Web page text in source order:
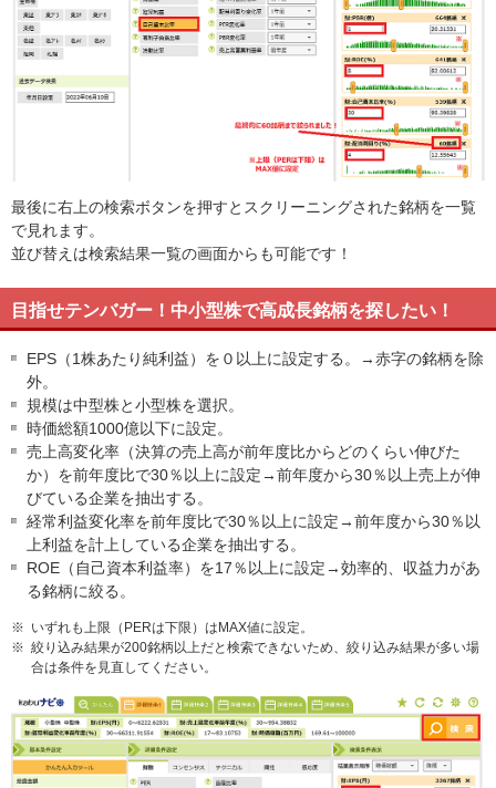
最後に右上の検索ボタンを押すとスクリーニングされた銘柄を一覧
で見れます。
並び替えは検索結果一覧の画面からも可能です！
目指せテンバガー！中小型株で高成長銘柄を探したい！
EPS（1株あたり純利益）を０以上に設定する。→赤字の銘柄を除
外。
規模は中型株と小型株を選択。
時価総額1000億以下に設定。
売上高変化率（決算の売上高が前年度比からどのくらい伸びた
か）を前年度比で30％以上に設定→前年度から30％以上売上が伸
びている企業を抽出する。
経常利益変化率を前年度比で30％以上に設定→前年度から30％以
上利益を計上している企業を抽出する。
ROE（自己資本利益率）を17％以上に設定→効率的、収益力があ
る銘柄に絞る。
※ いずれも上限（PERは下限）はMAX値に設定。
※ 絞り込み結果が200銘柄以上だと検索できないため、絞り込み結果が多い場
合は条件を見直してください。